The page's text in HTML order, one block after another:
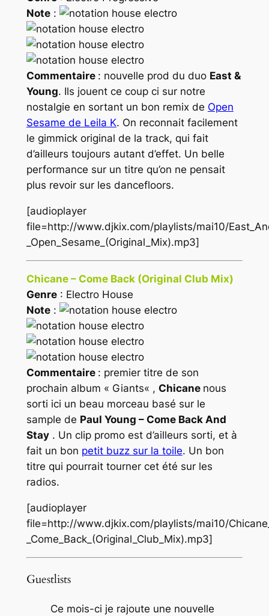
Note:
Commentaire : nouvelle prod du duo East &
Young. Ils jouent ce coup ci sur notre
nostalgie en sortant un bon remix de Open
Sesame de Leila K. On reconnait facilement
le gimmick original de la track, qui fait
d’ailleurs toujours autant d’effet. Un belle
performance sur un titre qu’on ne pensait
plus revoir sur les dancefloors.
[audioplayer
file=http://www.djkix.com/playlists/mai10/
_Open_Sesame_(Original_Mix).mp3]
Chicane – Come Back (Original Club Mix)
Genre: Electro House
Note:
Commentaire : premier titre de son
prochain album « Giants« , Chicane nous
sorti ici un beau morceau basé sur le
sample de Paul Young – Come Back And
Stay. Un clip promo est d’ailleurs sorti, et à
fait un bon petit buzz sur la toile. Un bon
titre qui pourrait tourner cet été sur les
radios.
[audioplayer
file=http://www.djkix.com/playlists/mai10/
_Come_Back_(Original_Club_Mix).mp3]
Guestlists
Ce mois-ci je rajoute une nouvelle